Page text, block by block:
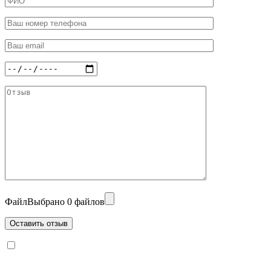
ФайлВыбрано 0 файлов